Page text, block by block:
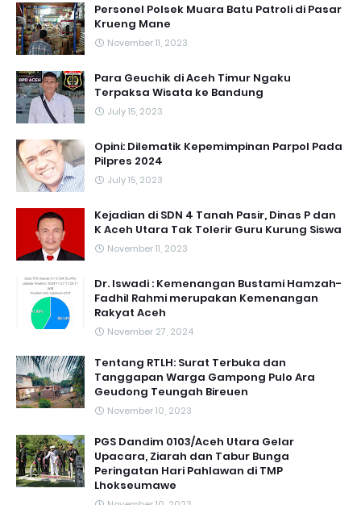
Personel Polsek Muara Batu Patroli di Pasar
Krueng Mane
November 11, 2023
Para Geuchik di Aceh Timur Ngaku
Terpaksa Wisata ke Bandung
July 15, 2023
Opini: Dilematik Kepemimpinan Parpol Pada
Pilpres 2024
July 15, 2023
Kejadian di SDN 4 Tanah Pasir, Dinas P dan
K Aceh Utara Tak Tolerir Guru Kurung Siswa
November 11, 2023
Dr. Iswadi : Kemenangan Bustami Hamzah-
Fadhil Rahmi merupakan Kemenangan
Rakyat Aceh
November 27, 2024
Tentang RTLH: Surat Terbuka dan
Tanggapan Warga Gampong Pulo Ara
Geudong Teungah Bireuen
November 10, 2023
PGS Dandim 0103/Aceh Utara Gelar
Upacara, Ziarah dan Tabur Bunga
Peringatan Hari Pahlawan di TMP
Lhokseumawe